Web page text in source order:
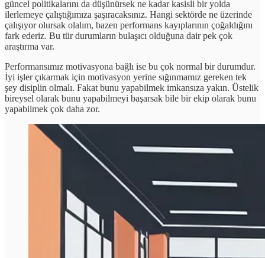
güncel politikalarını da düşünürsek ne kadar kasisli bir yolda
ilerlemeye çalıştığımıza şaşıracaksınız. Hangi sektörde ne üzerinde
çalışıyor olursak olalım, bazen performans kayıplarının çoğaldığını
fark ederiz. Bu tür durumların bulaşıcı olduğuna dair pek çok
araştırma var.
Performansımız motivasyona bağlı ise bu çok normal bir durumdur.
İyi işler çıkarmak için motivasyon yerine sığınmamız gereken tek
şey disiplin olmalı. Fakat bunu yapabilmek imkansıza yakın. Üstelik
bireysel olarak bunu yapabilmeyi başarsak bile bir ekip olarak bunu
yapabilmek çok daha zor.